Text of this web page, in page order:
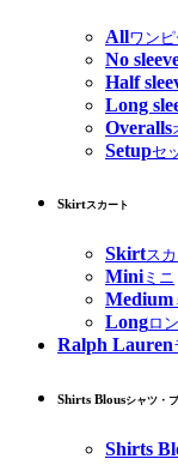
Allワン
No
Half
Long
Overalls
Setupセ
Skirtスカート
Skirtス
Miniミニ
Medium
Longロ
Ralph Lauren
Shirts Blousシャツ・
Shirts